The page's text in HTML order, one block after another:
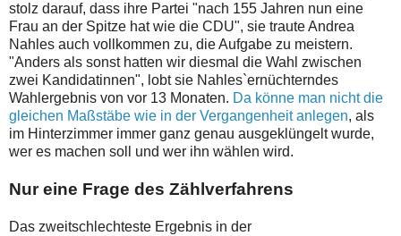
stolz darauf, dass ihre Partei "nach 155 Jahren nun eine
Frau an der Spitze hat wie die CDU", sie traute Andrea
Nahles auch vollkommen zu, die Aufgabe zu meistern.
"Anders als sonst hatten wir diesmal die Wahl zwischen
zwei Kandidatinnen", lobt sie Nahles`ernüchterndes
Wahlergebnis von vor 13 Monaten. Da könne man nicht die
gleichen Maßstäbe wie in der Vergangenheit anlegen, als
im Hinterzimmer immer ganz genau ausgeklüngelt wurde,
wer es machen soll und wer ihn wählen wird.
Nur eine Frage des Zählverfahrens
Das zweitschlechteste Ergebnis in der